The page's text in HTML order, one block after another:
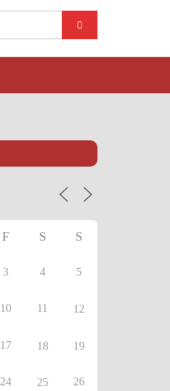
F S S
3 4 5
10 11 12
17 18 19
24 25 26